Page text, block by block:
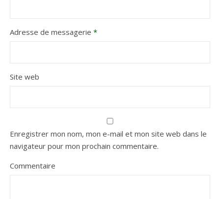
Adresse de messagerie *
Site web
Enregistrer mon nom, mon e-mail et mon site web dans le
navigateur pour mon prochain commentaire.
Commentaire